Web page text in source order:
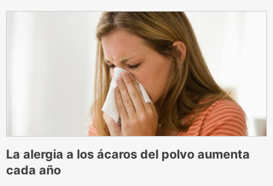
La alergia a los ácaros del polvo aumenta
cada año